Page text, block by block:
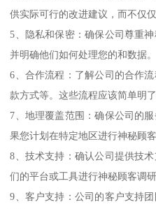
供实际可行的改进建议，而不仅
5、隐私和保密：确保公司尊重
并明确他们如何处理您的和数据。
6、合作流程：了解公司的合作
款方式等。这些流程应该简单明了
7、地理覆盖范围：确保公司的
果您计划在特定地区进行神秘顾客
8、技术支持：确认公司提供技
们的平台或工具进行神秘顾客调
9、客户支持：公司的客户支持